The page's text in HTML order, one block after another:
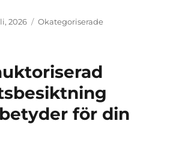
2026 Kategorier
Okategoriserade
för din